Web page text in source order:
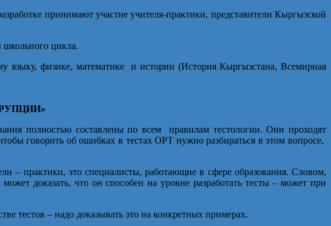
принимают участие учителя-практики, представители Кыргызской
цикла.
языку, физике, математике и истории (История Кыргызстана, Всемирная
полностью составлены по всем правилам тестологии. Они проходят
говорить об ошибках в тестах ОРТ нужно разбираться в этом вопросе,
– практики, это специалисты, работающие в сфере образования. Словом,
доказать, что он способен на уровне разработать тесты – может при
тестов – надо доказывать это на конкретных примерах.